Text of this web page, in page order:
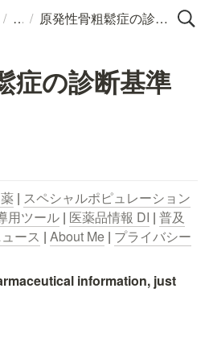
/ / 原発性骨粗鬆症の診断基準
症の診断基準
| スペシャルポピュレーション
用ツール | 医薬品情報 DI | 普及
ース | About Me | プライバシー
information, just